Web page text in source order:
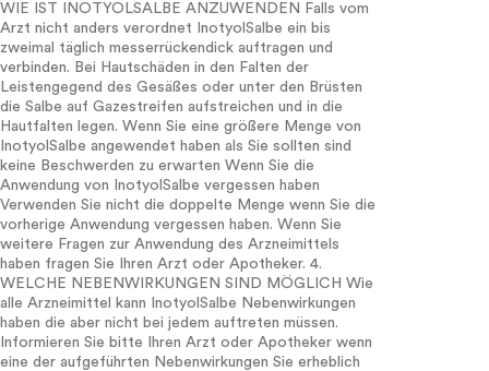
WIE IST INOTYOLSALBE ANZUWENDEN Falls vom
Arzt nicht anders verordnet InotyolSalbe ein bis
zweimal täglich messerrückendick auftragen und
verbinden. Bei Hautschäden in den Falten der
Leistengegend des Gesäßes oder unter den Brüsten
die Salbe auf Gazestreifen aufstreichen und in die
Hautfalten legen. Wenn Sie eine größere Menge von
InotyolSalbe angewendet haben als Sie sollten sind
keine Beschwerden zu erwarten Wenn Sie die
Anwendung von InotyolSalbe vergessen haben
Verwenden Sie nicht die doppelte Menge wenn Sie die
vorherige Anwendung vergessen haben. Wenn Sie
weitere Fragen zur Anwendung des Arzneimittels
haben fragen Sie Ihren Arzt oder Apotheker. 4.
WELCHE NEBENWIRKUNGEN SIND MÖGLICH Wie
alle Arzneimittel kann InotyolSalbe Nebenwirkungen
haben die aber nicht bei jedem auftreten müssen.
Informieren Sie bitte Ihren Arzt oder Apotheker wenn
eine der aufgeführten Nebenwirkungen Sie erheblich